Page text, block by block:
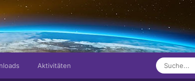
Aktivitäten